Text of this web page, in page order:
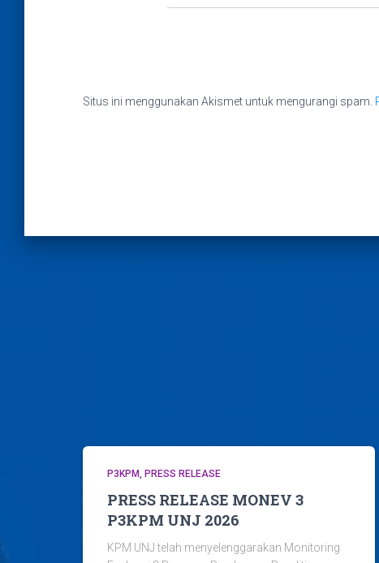
Situs ini menggunakan Akismet untuk mengurangi spam.
P3KPM PRESS RELEASE
PRESS RELEASE MONEV 3
P3KPM UNJ 2026
KPM UNJ telah menyelenggarakan Monitoring